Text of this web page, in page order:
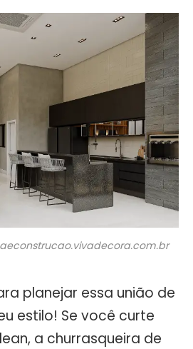
planejar essa união de
estilo! Se você curte
a churrasqueira de